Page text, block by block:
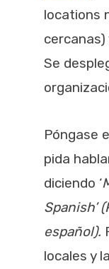
locations
cercanas)
Se
Póngase
pida
diciendo ‘
Spanish’
español).
locales y